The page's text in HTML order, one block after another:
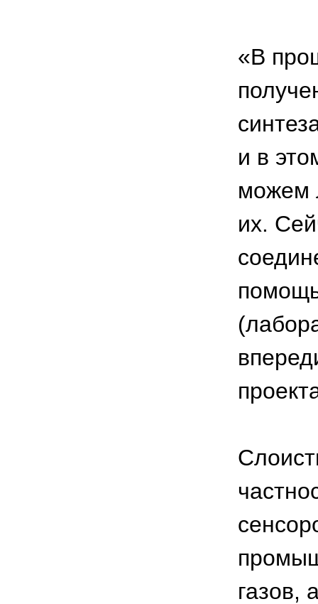
«В
и в
можем
их.
газов,